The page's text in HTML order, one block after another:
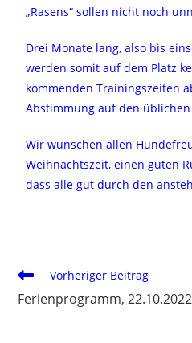
„Rasens“ sollen nicht noch
Drei Monate lang, also bis
werden somit auf dem Platz
kommenden Trainingszeiten
Abstimmung auf den
Wir wünschen allen
Weihnachtszeit, einen guten
dass alle gut durch den
Vorheriger Beitrag
Ferienprogramm, 22.10.2022